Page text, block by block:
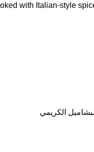
with Italian-style
الكريمي